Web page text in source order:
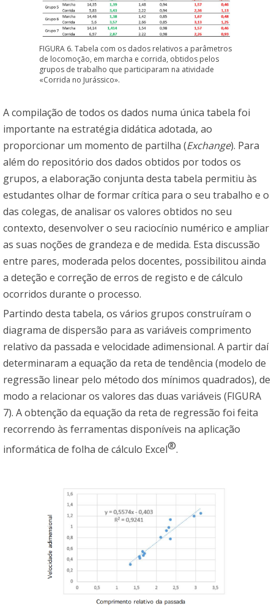
FIGURA 6. Tabela com os dados relativos a parâmetros
de locomoção, em marcha e corrida, obtidos pelos
grupos de trabalho que participaram na atividade
«Corrida no Jurássico».
A compilação de todos os dados numa única tabela foi
importante na estratégia didática adotada, ao
proporcionar um momento de partilha (Exchange). Para
além do repositório dos dados obtidos por todos os
grupos, a elaboração conjunta desta tabela permitiu às
estudantes olhar de formar crítica para o seu trabalho e o
das colegas, de analisar os valores obtidos no seu
contexto, desenvolver o seu raciocínio numérico e ampliar
as suas noções de grandeza e de medida. Esta discussão
entre pares, moderada pelos docentes, possibilitou ainda
a deteção e correção de erros de registo e de cálculo
ocorridos durante o processo.
Partindo desta tabela, os vários grupos construíram o
diagrama de dispersão para as variáveis comprimento
relativo da passada e velocidade adimensional. A partir daí
determinaram a equação da reta de tendência (modelo de
regressão linear pelo método dos mínimos quadrados), de
modo a relacionar os valores das duas variáveis (FIGURA
7). A obtenção da equação da reta de regressão foi feita
recorrendo às ferramentas disponíveis na aplicação
informática de folha de cálculo Excel®.